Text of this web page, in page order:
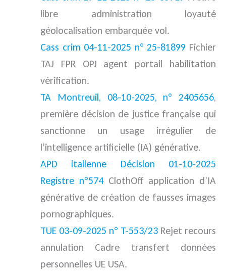
libre administration loyauté
géolocalisation embarquée vol.
Cass crim 04-11-2025 n° 25-81899 Fichier
TAJ FPR OPJ agent portail habilitation
vérification.
TA Montreuil, 08-10-2025, n° 2405656,
première décision de justice française qui
sanctionne un usage irrégulier de
l’intelligence artificielle (IA) générative.
APD italienne
Décision 01-10-2025
Registre n°574ClothOff application d’IA
générative de création de fausses images
pornographiques.
TUE 03-09-2025 n° T-553/23 Rejet recours
annulation Cadre transfert données
personnelles UE USA.